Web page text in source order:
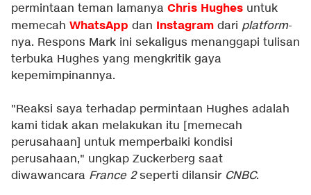
permintaan teman lamanya Chris Hughes untuk
memecah WhatsApp dan Instagram dari platform-
nya. Respons Mark ini sekaligus menanggapi tulisan
terbuka Hughes yang mengkritik gaya
kepemimpinannya.
"Reaksi saya terhadap permintaan Hughes adalah
kami tidak akan melakukan itu [memecah
perusahaan] untuk memperbaiki kondisi
perusahaan," ungkap Zuckerberg saat
diwawancara France 2seperti dilansir CNBC.